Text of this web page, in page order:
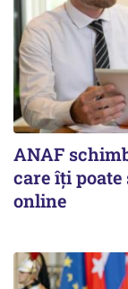
ANAF
care îți
online